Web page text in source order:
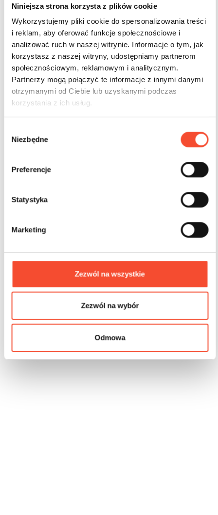
Niniejsza strona korzysta z plików cookie
Wykorzystujemy pliki cookie do spersonalizowania treści
i reklam, aby oferować funkcje społecznościowe i
analizować ruch w naszej witrynie. Informacje o tym, jak
korzystasz z naszej witryny, udostępniamy partnerom
społecznościowym, reklamowym i analitycznym.
Partnerzy mogą połączyć te informacje z innymi danymi
otrzymanymi od Ciebie lub uzyskanymi podczas
korzystania z ich usług.
Niezbędne
Preferencje
Statystyka
Marketing
Zezwól na wszystkie
Zezwól na wybór
Odmowa
3-15 лет 82 польз.